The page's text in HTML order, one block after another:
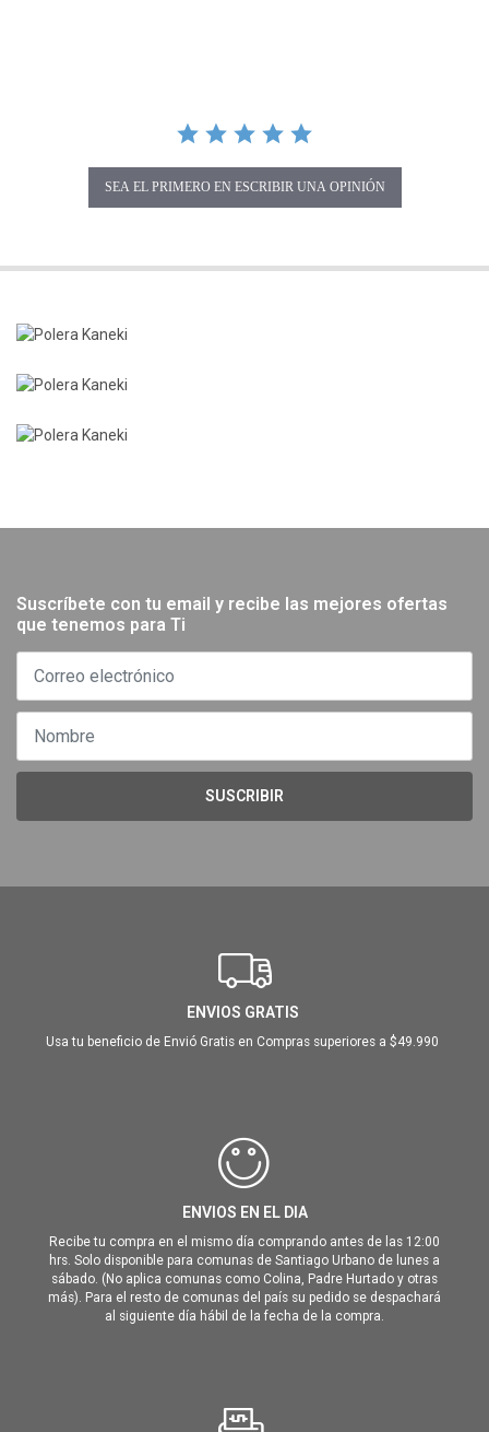
SEA EL PRIMERO EN ESCRIBIR UNA OPINIÓN
Suscríbete con tu email y recibe las mejores ofertas
que tenemos para Ti
SUSCRIBIR
ENVIOS GRATIS
Usa tu beneficio de Envió Gratis en Compras superiores a $49.990
ENVIOS EN EL DIA
Recibe tu compra en el mismo día comprando antes de las 12:00
hrs. Solo disponible para comunas de Santiago Urbano de lunes a
sábado. (No aplica comunas como Colina, Padre Hurtado y otras
más). Para el resto de comunas del país su pedido se despachará
al siguiente día hábil de la fecha de la compra.